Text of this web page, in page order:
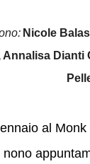
Nicole
Annalisa Dianti
al